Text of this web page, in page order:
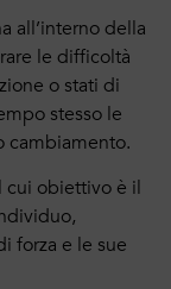
all’interno della
le difficoltà
o stati di
stesso le
cambiamento.
cui obiettivo è il
forza e le sue